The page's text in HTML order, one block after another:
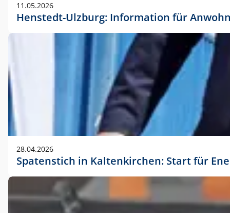
11.05.2026
Henstedt-Ulzburg: Information für
28.04.2026
Spatenstich in Kaltenkirchen: Start für